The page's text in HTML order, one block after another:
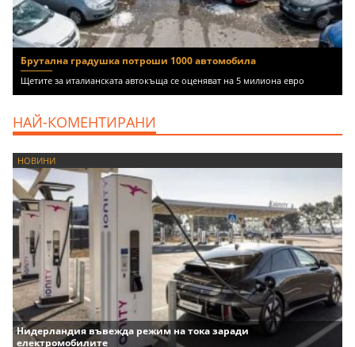
Брутална градушка потроши 1000 автомобила
Щетите за италианската автокъща се оценяват на 5 милиона евро
НАЙ-КОМЕНТИРАНИ
НОВИНИ
Нидерландия въвежда режим на тока заради
електромобилите